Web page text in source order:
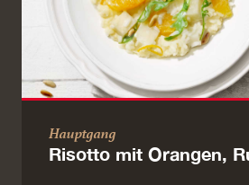
Hauptgang
Risotto mit Orangen,